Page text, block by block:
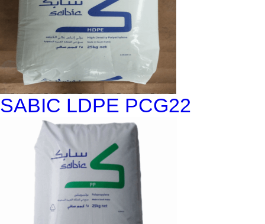
SABIC LDPE PCG22